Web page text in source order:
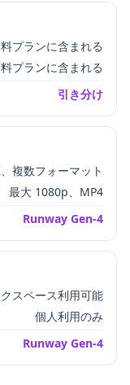
プランに含まれる
プランに含まれる
引き分け
複数フォーマット
最大 1080p、MP4
Runway Gen-4
スペース利用可能
個人利用のみ
Runway Gen-4